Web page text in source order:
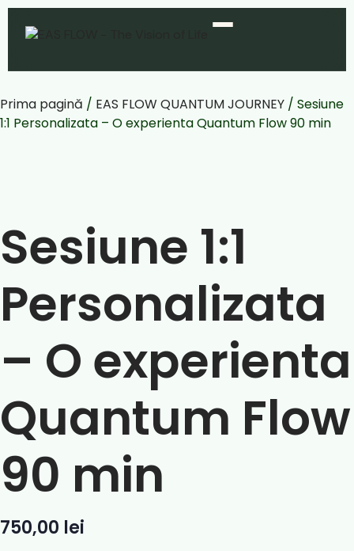
Prima pagină / EAS FLOW QUANTUM JOURNEY / Sesiune
1:1 Personalizata – O experienta Quantum Flow 90 min
Sesiune 1:1
Personalizata
– O experienta
Quantum Flow
90 min
750,00 lei